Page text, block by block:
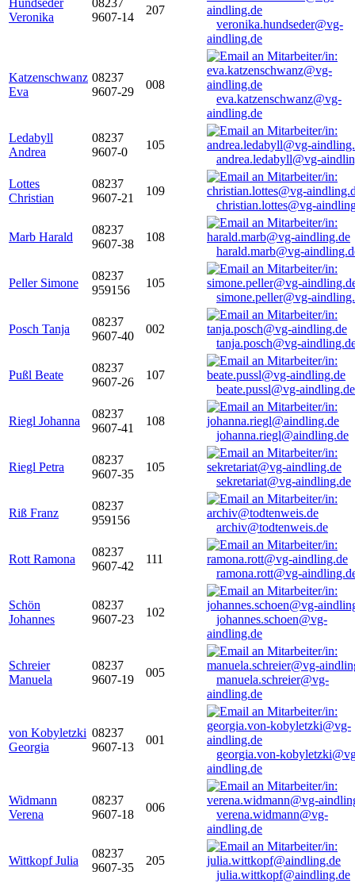
Hundseder
Veronika
08237
9607-14
207
veronika.hundseder@vg-
aindling.de
Katzenschwanz
Eva
08237
9607-29
008
eva.katzenschwanz@vg-
aindling.de
Ledabyll
Andrea
08237
9607-0
105
andrea.ledabyll@vg-
Lottes
Christian
08237
9607-21
109
christian.lottes@vg-
Marb Harald
08237
9607-38
108
harald.marb@vg-
Peller Simone
08237
959156
105
simone.peller@vg-
Posch Tanja
08237
9607-40
002
tanja.posch@vg-
Pußl Beate
08237
9607-26
107
beate.pussl@vg-aindling.de
Riegl Johanna
08237
9607-41
108
johanna.riegl@aindling.de
Riegl Petra
08237
9607-35
105
sekretariat@vg-aindling.de
Riß Franz
08237
959156
archiv@todtenweis.de
Rott Ramona
08237
9607-42
111
ramona.rott@vg-
Schön
Johannes
08237
9607-23
102
johannes.schoen@vg-
aindling.de
Schreier
Manuela
08237
9607-19
005
manuela.schreier@vg-
aindling.de
von Kobyletzki
Georgia
08237
9607-13
001
georgia.von-
aindling.de
Widmann
Verena
08237
9607-18
006
verena.widmann@vg-
aindling.de
Wittkopf Julia
08237
9607-35
205
julia.wittkopf@aindling.de